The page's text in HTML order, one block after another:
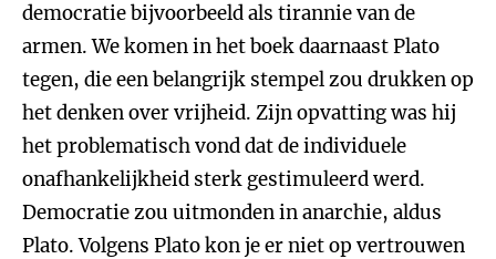
democratie bijvoorbeeld als tirannie van de
armen. We komen in het boek daarnaast Plato
tegen, die een belangrijk stempel zou drukken op
het denken over vrijheid. Zijn opvatting was hij
het problematisch vond dat de individuele
onafhankelijkheid sterk gestimuleerd werd.
Democratie zou uitmonden in anarchie, aldus
Plato. Volgens Plato kon je er niet op vertrouwen